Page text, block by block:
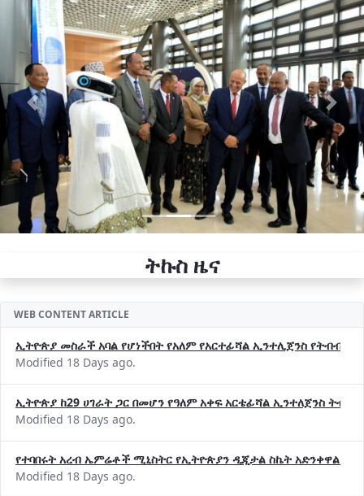
Previous Next
ትኩስ ዜና
WEB CONTENT ARTICLE
ኢትዮጵያ መስራች አባል የሆነችበት የአለም የአርተፊሻል ኢንተሊጀንስ የትብብር
Modified 18 Days ago.
ኢትዮጵያ ከ29 ሀገራት ጋር በመሆን የዓለም አቀፍ አርቴፊሻል ኢንተለጀንስ
Modified 18 Days ago.
የተባበሩት አረብ ኤምሬቶች ሚኒስትር የኢትዮጵያን ዲጂታል ስኬት አድንቀዋል
Modified 18 Days ago.